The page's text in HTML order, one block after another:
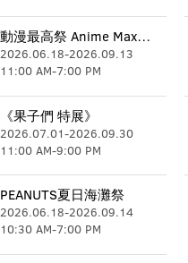
動漫最高祭 Anime Max Festival
2026.06.18-2026.09.13
11:00 AM-7:00 PM
《果子們 特展》
2026.07.01-2026.09.30
11:00 AM-9:00 PM
PEANUTS夏日海灘祭
2026.06.18-2026.09.14
10:30 AM-7:00 PM